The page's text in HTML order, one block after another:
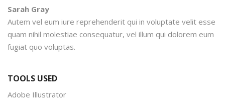
Sarah Gray
Autem vel eum iure reprehenderit qui in voluptate velit esse
quam nihil molestiae consequatur, vel illum qui dolorem eum
fugiat quo voluptas.
TOOLS USED
Adobe Illustrator